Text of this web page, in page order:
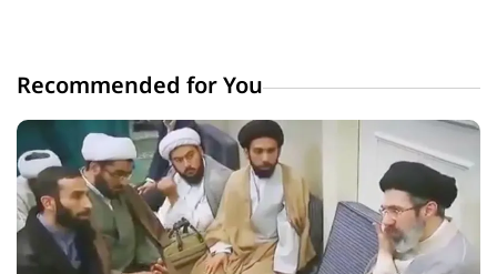
Recommended for You